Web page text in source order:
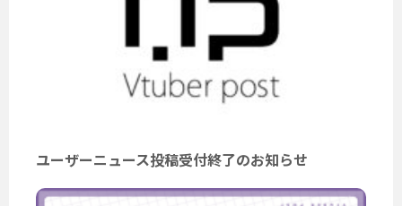
ユーザーニュース投稿受付終了のお知らせ